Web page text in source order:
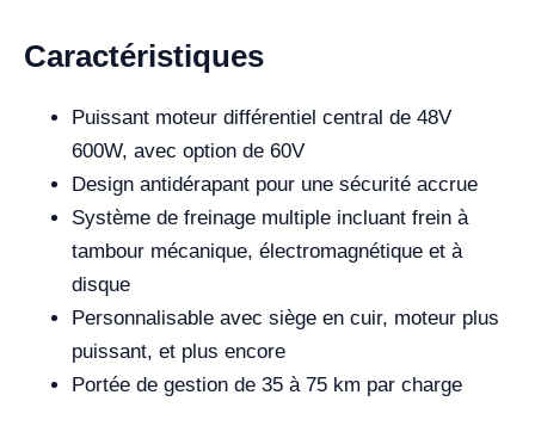
Caractéristiques
Puissant moteur différentiel central de 48V
600W, avec option de 60V
Design antidérapant pour une sécurité accrue
Système de freinage multiple incluant frein à
tambour mécanique, électromagnétique et à
disque
Personnalisable avec siège en cuir, moteur plus
puissant, et plus encore
Portée de gestion de 35 à 75 km par charge